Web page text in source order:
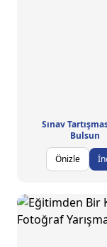
Sınav
Bulsun
Önizle